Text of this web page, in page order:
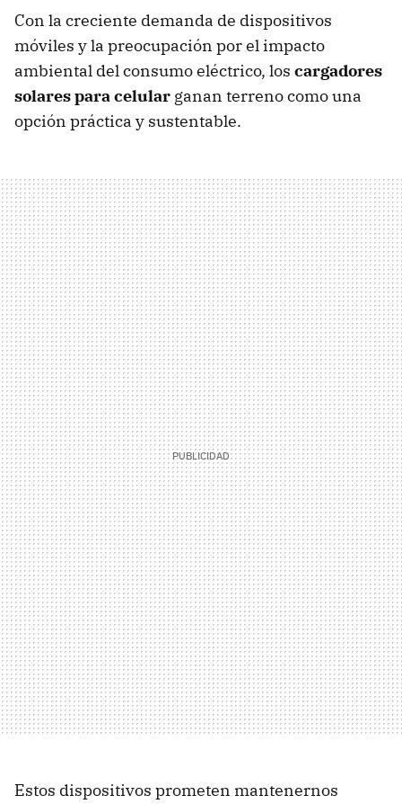
Con la creciente demanda de dispositivos
móviles y la preocupación por el impacto
ambiental del consumo eléctrico, los cargadores
solares para celular ganan terreno como una
opción práctica y sustentable.
Estos dispositivos prometen mantenernos